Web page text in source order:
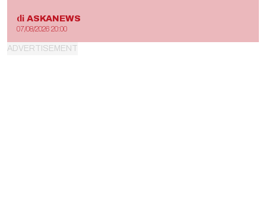
di ASKANEWS
07/08/2026 20:00